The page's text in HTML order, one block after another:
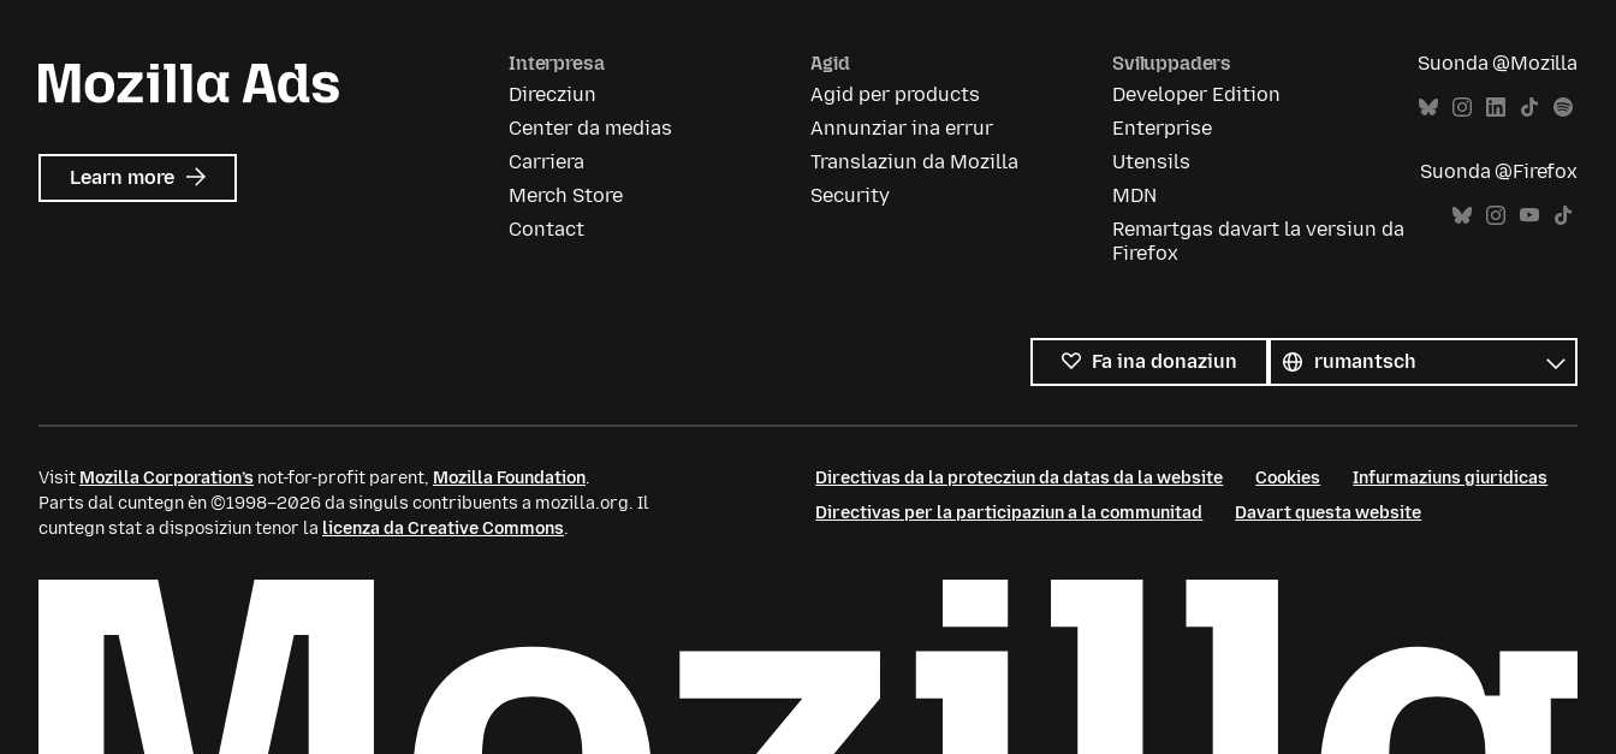
Learn more about
Mozilla
Interpresa
Direcziun
Center da medias
Carriera
Merch Store
Contact
Agid
Agid per products
Annunziar ina errur
Translaziun da Mozilla
Security
Sviluppaders
Developer Edition
Enterprise
Utensils
MDN
Remartgas davart la versiun da
Firefox
Suonda @Mozilla
Suonda @Firefox
Fa ina donaziun
las
linguas
Lingua
Visit Mozilla Corporation’s not-for-profit parent, Mozilla Foundation.
Parts dal cuntegn èn ©1998–2026 da singuls contribuents a mozilla.org. Il
cuntegn stat a disposiziun tenor la licenza da Creative Commons.
Directivas da la protecziun da datas da la website Cookies
Infurmaziuns giuridicas
Directivas per la participaziun a la communitad
Davart questa website